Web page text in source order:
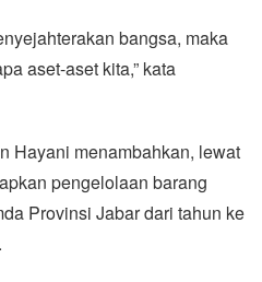
bangsa, maka
aset-aset kita,” kata
Hayani menambahkan, lewat
pengelolaan barang
Provinsi Jabar dari tahun ke